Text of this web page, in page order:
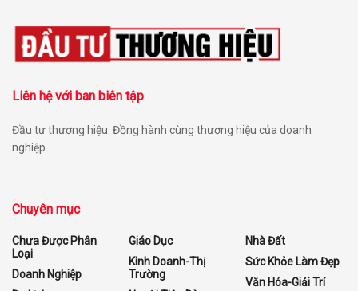
Liên hệ với ban biên tập
Đầu tư thương hiệu: Đồng hành cùng thương hiệu của doanh
nghiệp
Chuyên mục
Chưa Được Phân
Loại
Doanh Nghiệp
Giáo Dục
Kinh Doanh-Thị
Trường
Nhà Đất
Sức Khỏe Làm Đẹp
Văn Hóa-Giải Trí